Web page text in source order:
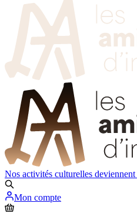
Nos activités culturelles deviennent
Mon compte